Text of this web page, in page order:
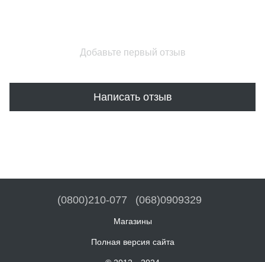
Добавьте первый отзыв
Написать отзыв
(0800)210-077 (068)0909329
Магазины
Полная версия сайта